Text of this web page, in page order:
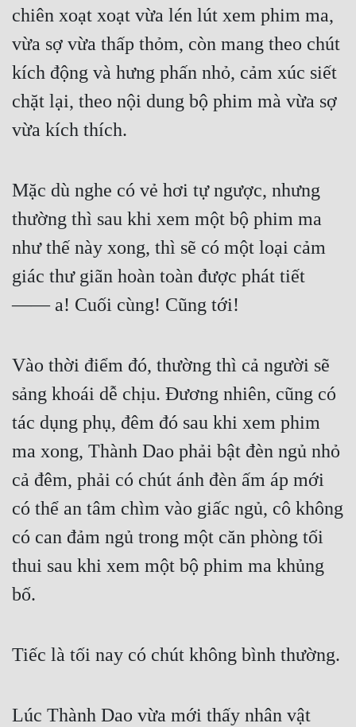
Đẹp Hiệp
Tính Cách Nhân Vật :
Cơ Trí
chiên xoạt xoạt vừa lén lút xem phim ma,
vừa sợ vừa thấp thỏm, còn mang theo chút
kích động và hưng phấn nhỏ, cảm xúc siết
chặt lại, theo nội dung bộ phim mà vừa sợ
vừa kích thích.
Mặc dù nghe có vẻ hơi tự ngược, nhưng
thường thì sau khi xem một bộ phim ma
như thế này xong, thì sẽ có một loại cảm
giác thư giãn hoàn toàn được phát tiết
—— a! Cuối cùng! Cũng tới!
Vào thời điểm đó, thường thì cả người sẽ
sảng khoái dễ chịu. Đương nhiên, cũng có
tác dụng phụ, đêm đó sau khi xem phim
ma xong, Thành Dao phải bật đèn ngủ nhỏ
cả đêm, phải có chút ánh đèn ấm áp mới
có thể an tâm chìm vào giấc ngủ, cô không
có can đảm ngủ trong một căn phòng tối
thui sau khi xem một bộ phim ma khủng
bố.
Tiếc là tối nay có chút không bình thường.
Lúc Thành Dao vừa mới thấy nhân vật